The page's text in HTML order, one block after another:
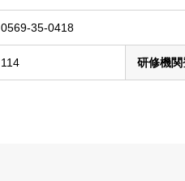
0569-35-0418
114 研修機